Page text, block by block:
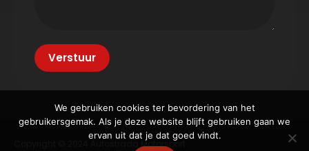
Verstuur
Copyright © 2024 Autostrada Motorsport
We gebruiken cookies ter bevordering van het
gebruikersgemak. Als je deze website blijft gebruiken gaan we
ervan uit dat je dat goed vindt.